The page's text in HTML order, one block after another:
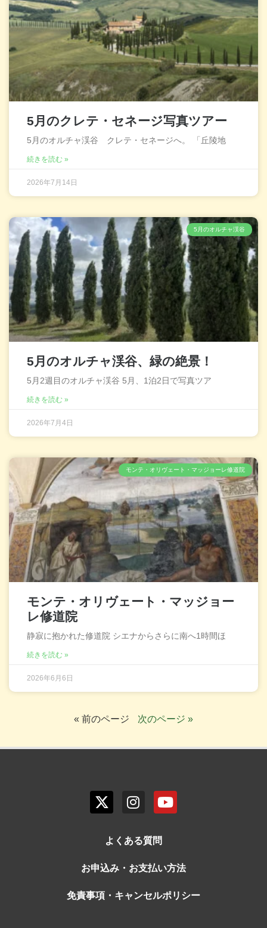
5月のクレテ・セネージ写真ツアー
5月のオルチャ渓谷 クレテ・セネージへ。 「丘陵地
続きを読む »
2026年7月14日
5月のオルチャ渓谷
5月のオルチャ渓谷、緑の絶景！
5月2週目のオルチャ渓谷 5月、1泊2日で写真ツア
続きを読む »
2026年7月4日
モンテ・オリヴェート・マッジョーレ修道院
モンテ・オリヴェート・マッジョー
レ修道院
静寂に抱かれた修道院 シエナからさらに南へ1時間ほ
続きを読む »
2026年6月6日
« 前のページ 次のページ »
よくある質問
お申込み・お支払い方法
免責事項・キャンセルポリシー